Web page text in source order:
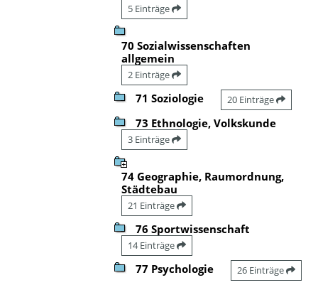
5 Einträge
70 Sozialwissenschaften
allgemein
2 Einträge
71 Soziologie 20 Einträge
73 Ethnologie, Volkskunde
3 Einträge
74 Geographie, Raumordnung,
Städtebau
21 Einträge
76 Sportwissenschaft
14 Einträge
77 Psychologie 26 Einträge